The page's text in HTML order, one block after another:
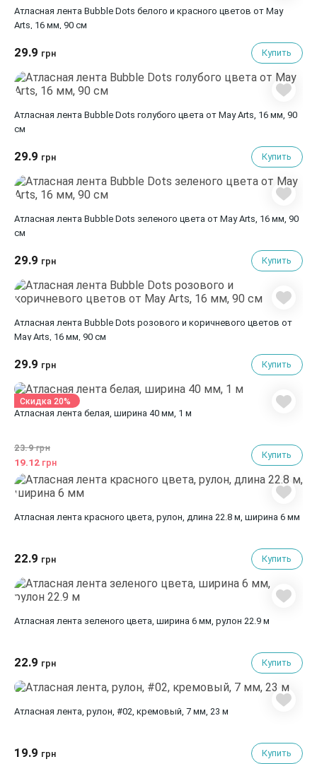
Атласная лента Bubble Dots белого и красного цветов от May
Arts, 16 мм, 90 cм
29.9 грн Купить
Атласная лента Bubble Dots голубого цвета от May Arts, 16 мм, 90
cм
29.9 грн Купить
Атласная лента Bubble Dots зеленого цвета от May Arts, 16 мм, 90
cм
29.9 грн Купить
Атласная лента Bubble Dots розового и коричневого цветов от
May Arts, 16 мм, 90 cм
29.9 грн Купить
Атласная лента белая, ширина 40 мм, 1 м
23.9грн
19.12 грн
Купить
Скидка 20%
Атласная лента красного цвета, рулон, длина 22.8 м, ширина 6 мм
22.9 грн Купить
Атласная лента зеленого цвета, ширина 6 мм, рулон 22.9 м
22.9 грн Купить
Атласная лента, рулон, #02, кремовый, 7 мм, 23 м
19.9 грн Купить